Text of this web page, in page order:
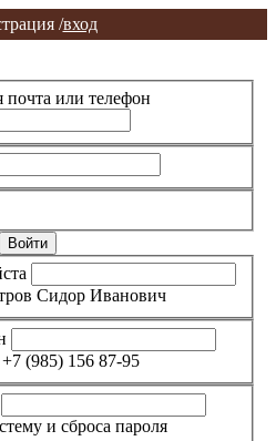
/вход
почта или телефон
Сидор Иванович
(985) 156 87-95
и сброса пароля